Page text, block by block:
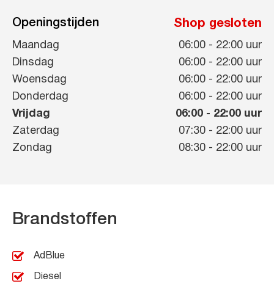
Openingstijden Shop gesloten
Maandag 06:00 - 22:00 uur
Dinsdag
06:00 - 22:00 uur
Woensdag
06:00 - 22:00 uur
Donderdag
06:00 - 22:00 uur
Vrijdag
06:00 - 22:00 uur
Zaterdag
07:30 - 22:00 uur
Zondag
08:30 - 22:00 uur
Brandstoffen
AdBlue
Diesel